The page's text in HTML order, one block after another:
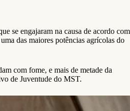
se engajaram na causa de acordo com
das maiores potências agrícolas do
com fome, e mais de metade da
de Juventude do MST.